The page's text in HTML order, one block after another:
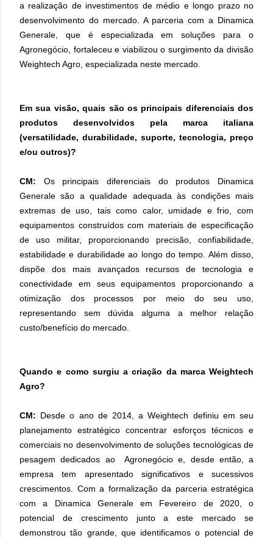
a realização de investimentos de médio e longo prazo no
desenvolvimento do mercado. A parceria com a Dinamica
Generale, que é especializada em soluções para o
Agronegócio, fortaleceu e viabilizou o surgimento da divisão
Weightech Agro, especializada neste mercado.
Em sua visão, quais são os principais diferenciais dos
produtos desenvolvidos pela marca italiana
(versatilidade, durabilidade, suporte, tecnologia, preço
e/ou outros)?
CM: Os principais diferenciais do produtos Dinamica
Generale são a qualidade adequada às condições mais
extremas de uso, tais como calor, umidade e frio, com
equipamentos construídos com materiais de especificação
de uso militar, proporcionando precisão, confiabilidade,
estabilidade e durabilidade ao longo do tempo. Além disso,
dispõe dos mais avançados recursos de tecnologia e
conectividade em seus equipamentos proporcionando a
otimização dos processos por meio do seu uso,
representando sem dúvida alguma a melhor relação
custo/benefício do mercado.
Quando e como surgiu a criação da marca Weightech
Agro?
CM: Desde o ano de 2014, a Weightech definiu em seu
planejamento estratégico concentrar esforços técnicos e
comerciais no desenvolvimento de soluções tecnológicas de
pesagem dedicados ao Agronegócio e, desde então, a
empresa tem apresentado significativos e sucessivos
crescimentos. Com a formalização da parceria estratégica
com a Dinamica Generale em Fevereiro de 2020, o
potencial de crescimento junto a este mercado se
demonstrou tão grande, que identificamos o potencial de